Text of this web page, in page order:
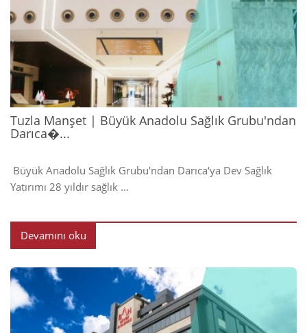
2024
Tuzla Manşet | Büyük Anadolu Sağlık Grubu'ndan
Darıca�...
Büyük Anadolu Sağlık Grubu'ndan Darıca‘ya Dev Sağlık
Yatırımı 28 yıldır sağlık ...
Devamını oku